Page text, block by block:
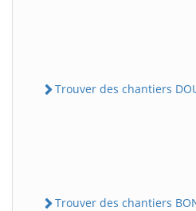
Trouver des chantiers
Trouver des chantiers